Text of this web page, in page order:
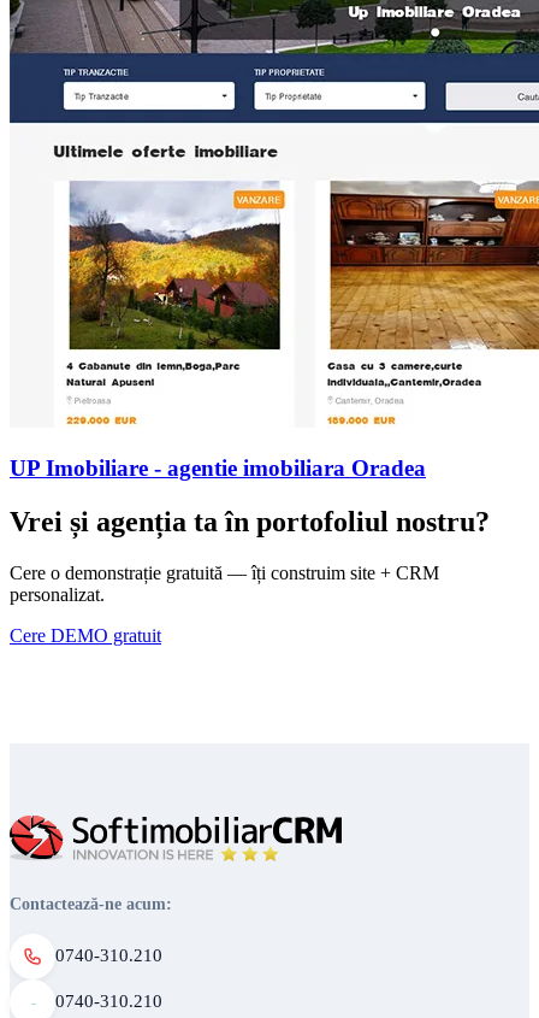
UP Imobiliare - agentie imobiliara Oradea
Vrei și agenția ta în portofoliul nostru?
Cere o demonstrație gratuită — îți construim site + CRM
personalizat.
Cere DEMO gratuit
Contactează-ne acum:
0740-310.210
0740-310.210